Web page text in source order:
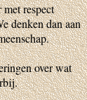
respect
denken dan aan
over wat